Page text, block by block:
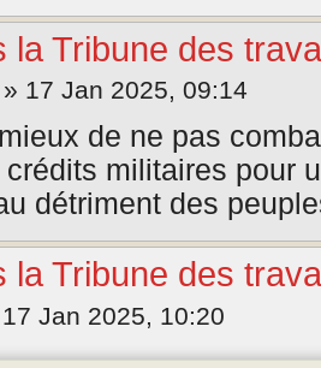
la Tribune des
» 17 Jan 2025, 09:14
de ne pas
militaires pour
détriment des
la Tribune des
Jan 2025, 10:20